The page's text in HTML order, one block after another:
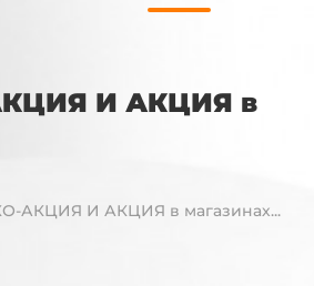
И АКЦИЯ в
АКЦИЯ И АКЦИЯ в магазинах...